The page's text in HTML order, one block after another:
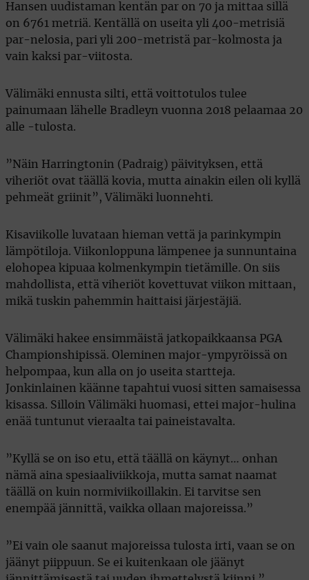
Hansen uudistaman kentän par on 70 ja mittaa sillä
on 6761 metriä. Kentällä on useita yli 400-metrisiä
par-nelosia, pari yli 200-metristä par-kolmosta ja
vain kaksi par-viitosta.
Välimäki ennusta silti, että voittotulos tulee
painumaan lähelle Bradleyn vuonna 2018 pelaamaa 20
alle -tulosta.
”Näin Harringtonin (Padraig) päivityksen, että
viheriöt ovat täällä kovia, mutta ainakin eilen oli kyllä
pehmeät griinit”, Välimäki luonnehti.
Kisaviikolle luvataan hieman vettä ja parinkympin
lämpötiloja. Viikonloppuna lämpenee ja sunnuntaina
elohopea kipuaa kolmenkympin tietämille. On siis
mahdollista, että viheriöt kovettuvat viikon mittaan,
mikä tuskin pahemmin haittaisi järjestäjiä.
Välimäki hakee ensimmäistä jatkopaikkaansa PGA
Championshipissä. Oleminen major-ympyröissä on
helpompaa, kun alla on jo useita startteja.
Jonkinlainen käänne tapahtui vuosi sitten samaisessa
kisassa. Silloin Välimäki huomasi, ettei major-hulina
enää tuntunut vieraalta tai paineistavalta.
”Kyllä se on iso etu, että täällä on käynyt… onhan
nämä aina spesiaaliviikkoja, mutta samat naamat
täällä on kuin normiviikoillakin. Ei tarvitse sen
enempää jännittä, vaikka ollaan majoreissa.”
”Ei vain ole saanut majoreissa tulosta irti, vaan se on
jäänyt piippuun. Se ei kuitenkaan ole jäänyt